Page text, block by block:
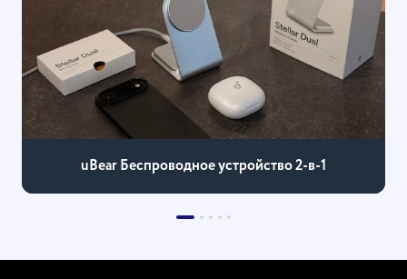
uBear Беспроводное устройство 2-в-1